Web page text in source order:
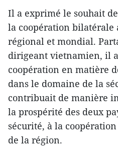
Il a exprimé le souhait
la coopération
régional et mondial.
dirigeant vietnamien, il
coopération en matière
dans le domaine de la
contribuait de manière
la prospérité des deux
sécurité, à la
de la région.